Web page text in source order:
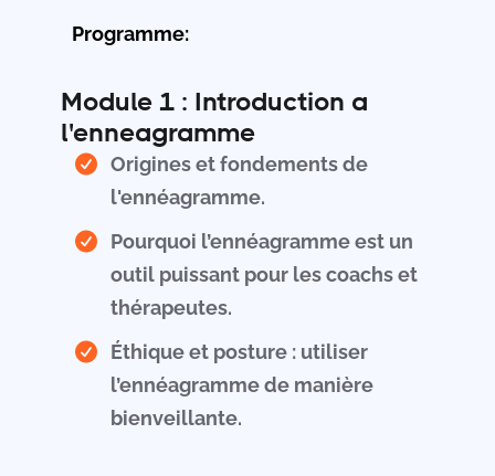
Programme:
Module 1 : Introduction a
l'enneagramme
Origines et fondements de
l'ennéagramme.
Pourquoi l’ennéagramme est un
outil puissant pour les coachs et
thérapeutes.
Éthique et posture : utiliser
l’ennéagramme de manière
bienveillante.